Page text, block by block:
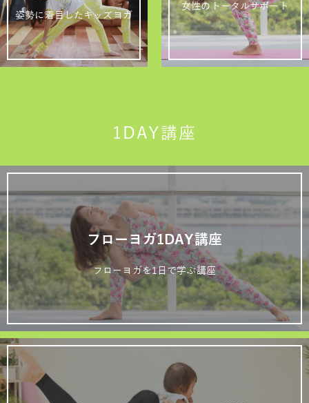
姿勢に着目したキッズヨガ
女性のトータルサポート
1DAY講座
フローヨガ1DAY講座
フローヨガを1日で学ぶ講座